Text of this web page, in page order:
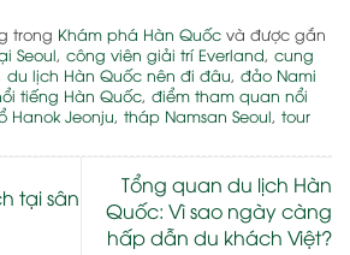
trong Khám phá Hàn Quốc và được gắn
Seoul công viên giải trí Everland cung
du lịch Hàn Quốc nên đi đâu đảo Nami
tiếng Hàn Quốc điểm tham quan nổi
Hanok Jeonju tháp Namsan Seoul tour
tại sân
Tổng quan du lịch Hàn
Quốc: Vì sao ngày càng
hấp dẫn du khách Việt?